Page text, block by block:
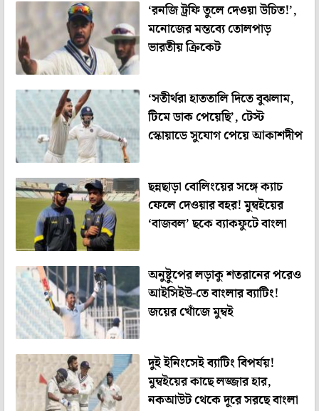
‘রনজি ট্রফি তুলে দেওয়া উচিত!’,
মনোজের মন্তব্যে তোলপাড়
ভারতীয় ক্রিকেট
‘সতীর্থরা হাততালি দিতে বুঝলাম,
টিমে ডাক পেয়েছি’, টেস্ট
স্কোয়াডে সুযোগ পেয়ে আকাশদীপ
ছন্নছাড়া বোলিংয়ের সঙ্গে ক্যাচ
ফেলে দেওয়ার বহর! মুম্বইয়ের
‘বাজবল’ ছকে ব্যাকফুটে বাংলা
অনুষ্টুপের লড়াকু শতরানের পরেও
আইসিইউ-তে বাংলার ব্যাটিং!
জয়ের খোঁজে মুম্বই
দুই ইনিংসেই ব্যাটিং বিপর্যয়!
মুম্বইয়ের কাছে লজ্জার হার,
নকআউট থেকে দূরে সরছে বাংলা